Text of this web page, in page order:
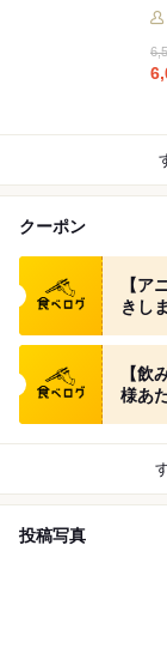
ジ
＝＝
＝
クーポン
食べロ
【ア
きし
食べロ
【飲
様あ
投稿写真